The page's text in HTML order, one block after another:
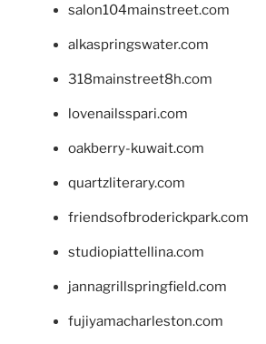
salon104mainstreet.com
alkaspringswater.com
318mainstreet8h.com
lovenailsspari.com
oakberry-kuwait.com
quartzliterary.com
friendsofbroderickpark.com
studiopiattellina.com
jannagrillspringfield.com
fujiyamacharleston.com